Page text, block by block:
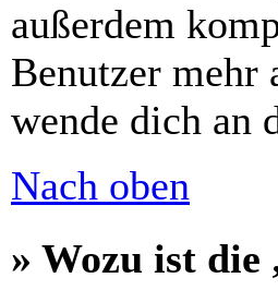
außerdem
Benutzer mehr
wende dich an
Nach oben
» Wozu ist die